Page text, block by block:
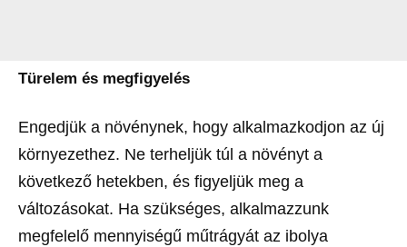
Türelem és megfigyelés
Engedjük a növénynek, hogy alkalmazkodjon az új
környezethez. Ne terheljük túl a növényt a
következő hetekben, és figyeljük meg a
változásokat. Ha szükséges, alkalmazzunk
megfelelő mennyiségű műtrágyát az ibolya